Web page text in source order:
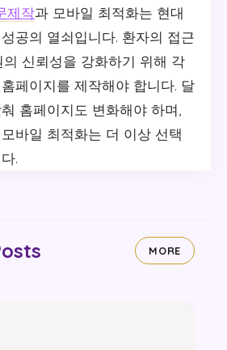
제작과 모바일 최적화는 현대
공의 열쇠입니다. 환자의 접근
의 신뢰성을 강화하기 위해 각
페이지를 제작해야 합니다. 달
홈페이지도 변화해야 하며,
바일 최적화는 더 이상 선택
.
MORE